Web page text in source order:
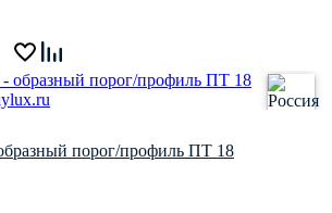
порог/профиль ПТ 18